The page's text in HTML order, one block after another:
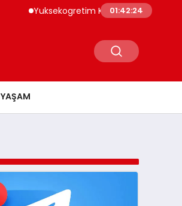
Yuksekogretim Kurumu Dijital
01:42:25
YAŞAM